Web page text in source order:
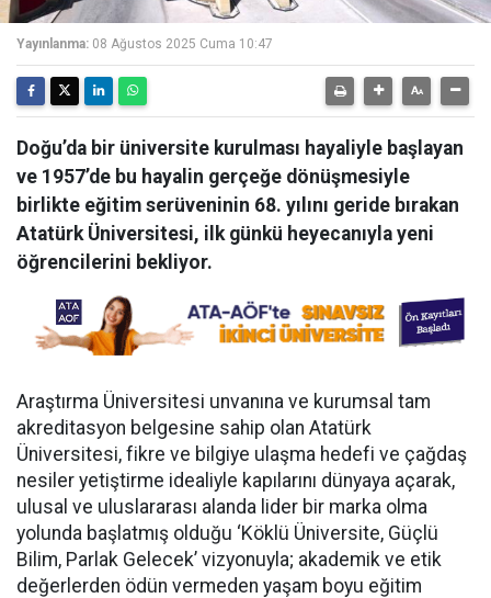
Yayınlanma: 08 Ağustos 2025 Cuma 10:47
Doğu’da bir üniversite kurulması hayaliyle başlayan
ve 1957’de bu hayalin gerçeğe dönüşmesiyle
birlikte eğitim serüveninin 68. yılını geride bırakan
Atatürk Üniversitesi, ilk günkü heyecanıyla yeni
öğrencilerini bekliyor.
Araştırma Üniversitesi unvanına ve kurumsal tam
akreditasyon belgesine sahip olan Atatürk
Üniversitesi, fikre ve bilgiye ulaşma hedefi ve çağdaş
nesiler yetiştirme idealiyle kapılarını dünyaya açarak,
ulusal ve uluslararası alanda lider bir marka olma
yolunda başlatmış olduğu ‘Köklü Üniversite, Güçlü
Bilim, Parlak Gelecek’ vizyonuyla; akademik ve etik
değerlerden ödün vermeden yaşam boyu eğitim